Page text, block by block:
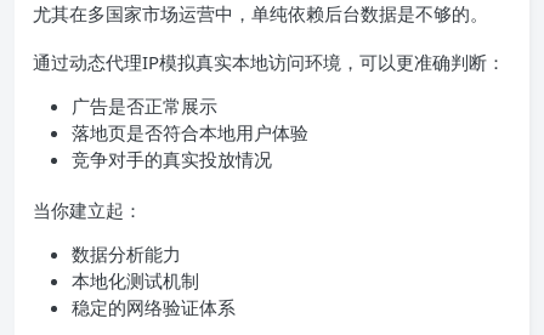
尤其在多国家市场运营中，单纯依赖后台数据是不够的。
通过动态代理IP模拟真实本地访问环境，可以更准确判断：
广告是否正常展示
落地页是否符合本地用户体验
竞争对手的真实投放情况
当你建立起：
数据分析能力
本地化测试机制
稳定的网络验证体系